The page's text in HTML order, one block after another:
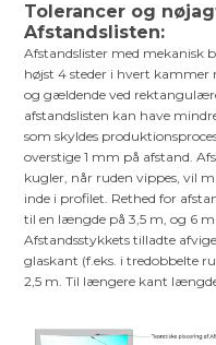
Tolerancer og
Afstandslisten:
Afstandslister med mekanisk
højst 4 steder i hvert kammer
og gældende ved
afstandslisten kan have
som skyldes
overstige 1 mm på afstand.
kugler, når ruden vippes, vil
inde i profilet. Rethed for
til en længde på 3,5 m, og 6
Afstandsstykkets tilladte
glaskant (f.eks. i tredobbelte
2,5 m. Til længere kant